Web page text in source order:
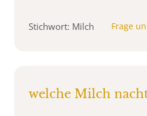
Stichwort: Milch Frage
welche Milch